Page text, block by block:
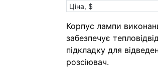
Ціна, $
Корпус лампи
забезпечує
підкладку для
розсіювач.